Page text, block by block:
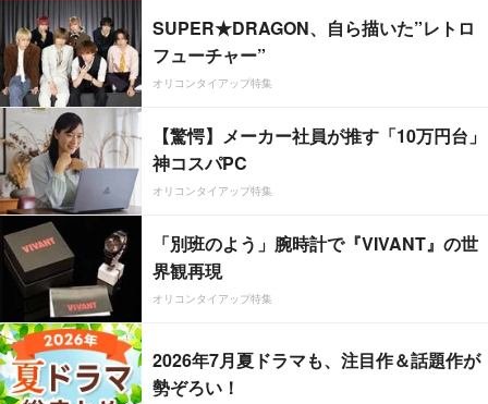
SUPER★DRAGON、自ら描いた”レトロ
フューチャー”
オリコンタイアップ特集
【驚愕】メーカー社員が推す「10万円台」
神コスパPC
オリコンタイアップ特集
「別班のよう」腕時計で『VIVANT』の世
界観再現
オリコンタイアップ特集
2026年7月夏ドラマも、注目作＆話題作が
勢ぞろい！